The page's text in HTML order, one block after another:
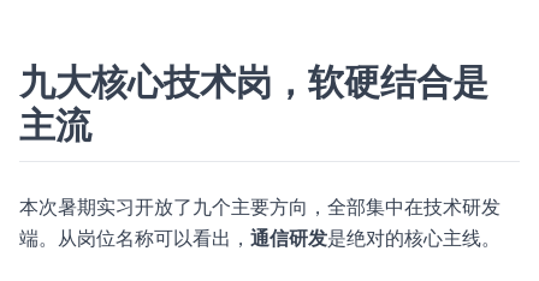
九大核心技术岗，软硬结合是
主流
本次暑期实习开放了九个主要方向，全部集中在技术研发
端。从岗位名称可以看出， 通信研发是绝对的核心主线。